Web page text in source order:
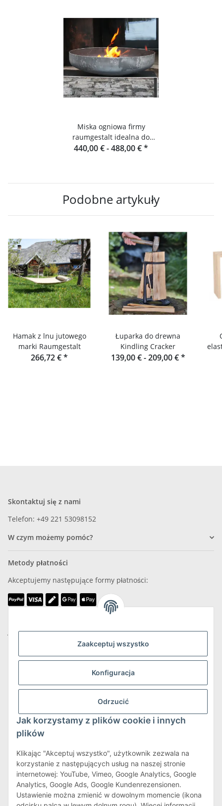
Zaakceptuj wszystko
Konfiguracja
Odrzucić
Jak korzystamy z plików cookie i innych
plików
Klikając "Akceptuj wszystko", użytkownik zezwala na
korzystanie z następujących usług na naszej stronie
internetowej: YouTube, Vimeo, Google Analytics, Google
Analytics, Google Ads, Google Kundenrezensionen.
Ustawienie można zmienić w dowolnym momencie (ikona
Miska ogniowa firmy
raumgestalt idealna do
gotowania na świeżym
440,00 € -488,00 €*
Podobne artykuły
Hamak z lnu jutowego
marki Raumgestalt
266,72 €*
Łuparka do drewna
Kindling Cracker
139,00 € -209,00 €*
Skontaktuj się z nami
Telefon: +49 221 53098152
W czym możemy pomóc?
Metody płatności
Akceptujemy następujące formy płatności:
Jesteśmy członkiem
Więcej informacji o wysyłce i zwrotach
Warunki korzystania z serwisu